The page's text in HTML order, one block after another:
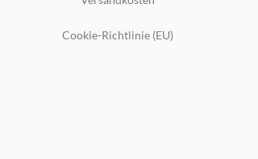
Cookie-Richtlinie (EU)